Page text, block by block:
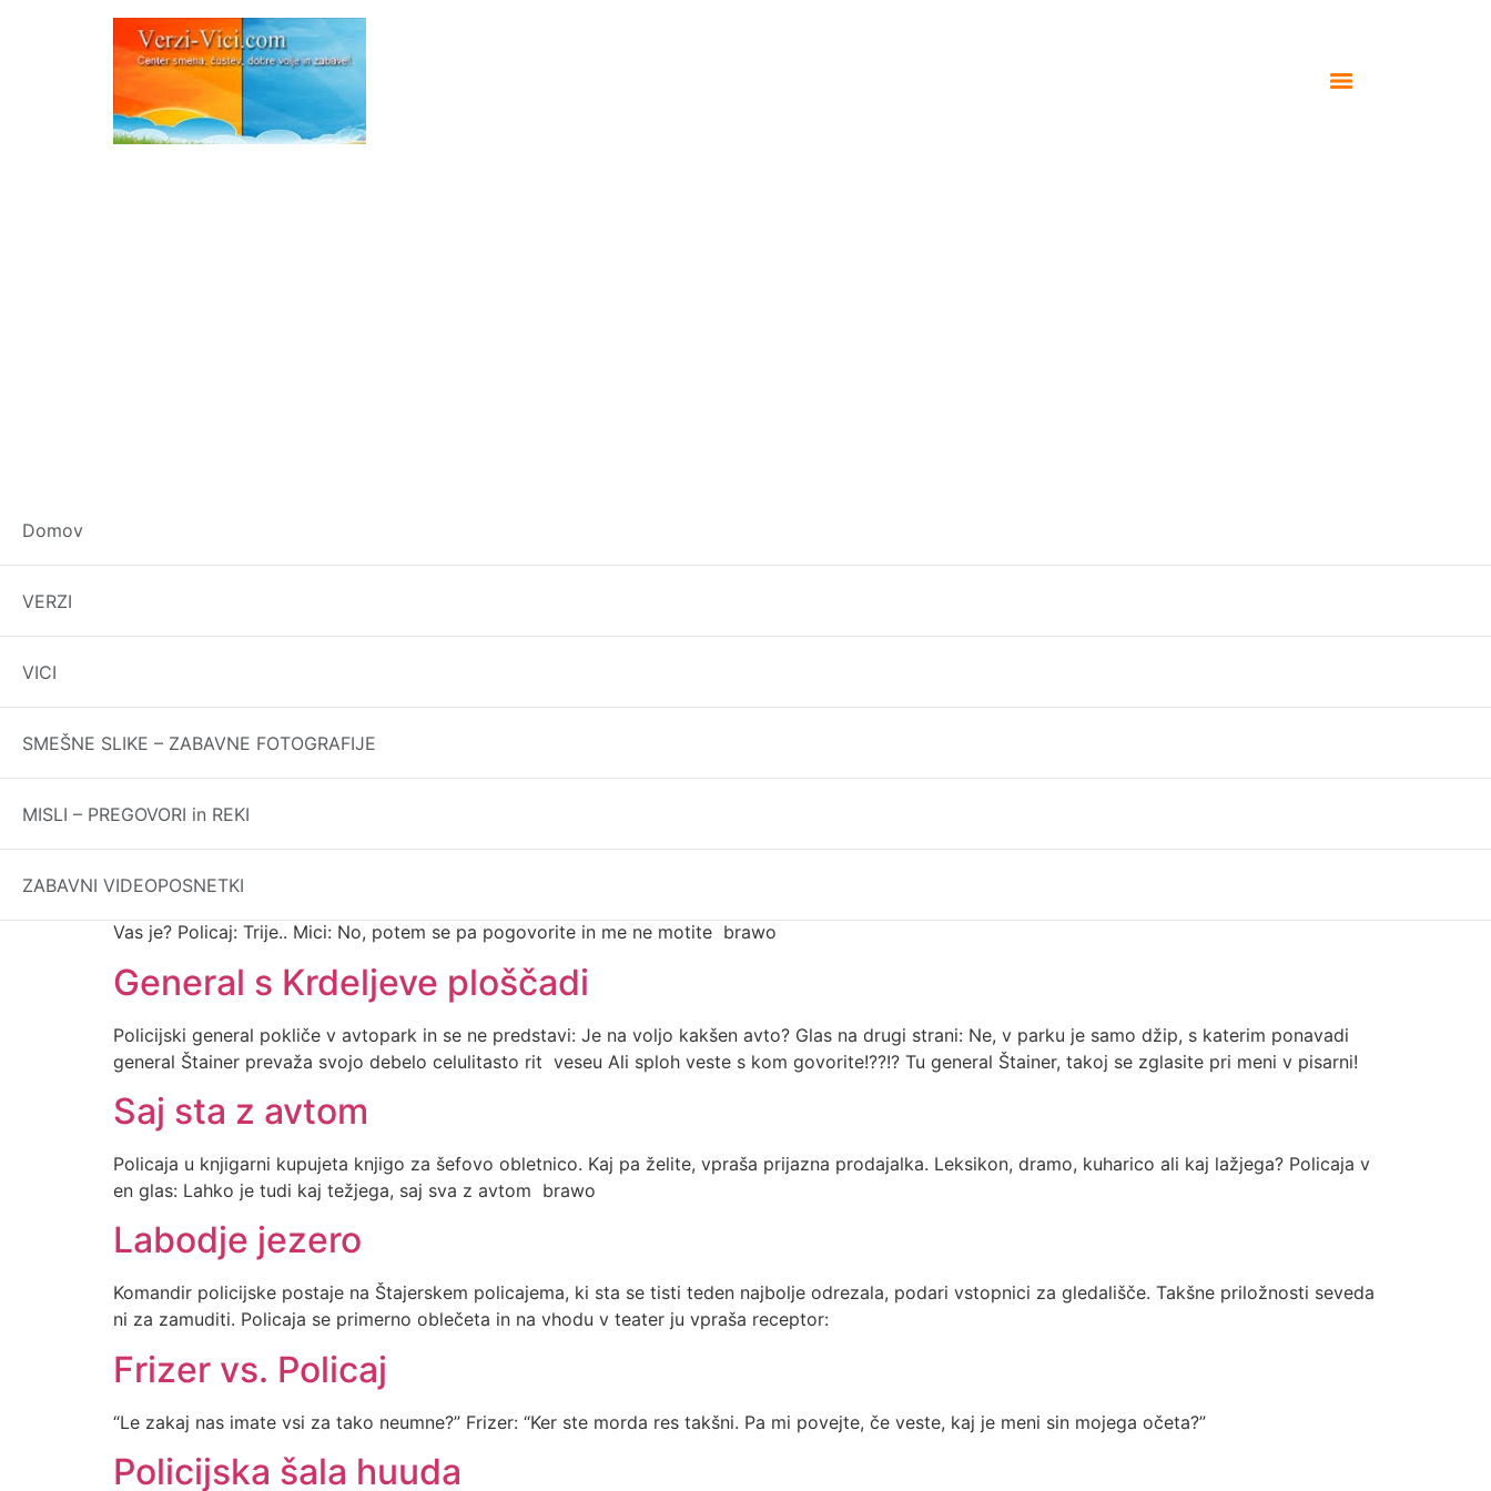
Domov
VERZI
VICI
SMEŠNE SLIKE – ZABAVNE FOTOGRAFIJE
MISLI – PREGOVORI in REKI
ZABAVNI VIDEOPOSNETKI
Potni list in Hrvaška
Mihc in Jurčk bi šla na Hrvaško. Prideta do meje, ko ugotovita, da pri sebi nimata potnih listov. Nekaj časa gruntata, nakar se odločita, da se zapreta
v zaboje na sosednjem šleparju. Na meji policaj potrka na enega od zabojnikov nakar se oglasi Mihc in zakikirika. Policaj gre dalje, misleč, da so v
njem res […]
Pogovor policistov
Vas je? Policaj: Trije.. Mici: No, potem se pa pogovorite in me ne motite brawo
General s Krdeljeve ploščadi
Policijski general pokliče v avtopark in se ne predstavi: Je na voljo kakšen avto? Glas na drugi strani: Ne, v parku je samo džip, s katerim ponavadi
general Štainer prevaža svojo debelo celulitasto rit veseu Ali sploh veste s kom govorite!??!? Tu general Štainer, takoj se zglasite pri meni v pisarni!
Saj sta z avtom
Policaja u knjigarni kupujeta knjigo za šefovo obletnico. Kaj pa želite, vpraša prijazna prodajalka. Leksikon, dramo, kuharico ali kaj lažjega? Policaja v
en glas: Lahko je tudi kaj težjega, saj sva z avtom brawo
Labodje jezero
Komandir policijske postaje na Štajerskem policajema, ki sta se tisti teden najbolje odrezala, podari vstopnici za gledališče. Takšne priložnosti seveda
ni za zamuditi. Policaja se primerno oblečeta in na vhodu v teater ju vpraša receptor:
Frizer vs. Policaj
“Le zakaj nas imate vsi za tako neumne?” Frizer: “Ker ste morda res takšni. Pa mi povejte, če veste, kaj je meni sin mojega očeta?”
Policijska šala huuda